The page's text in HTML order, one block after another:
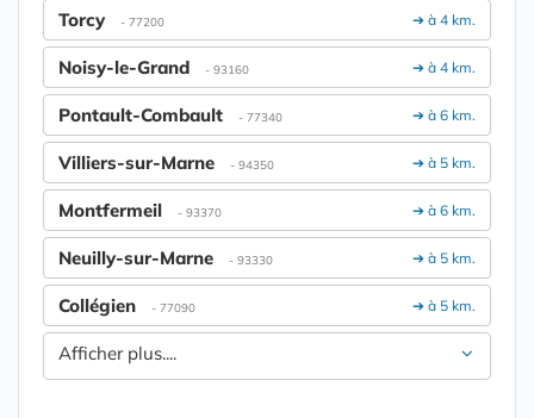
➔ à 4 km.
Torcy - 77200
➔ à 4 km.
Noisy-le-Grand - 93160
➔ à 6 km.
Pontault-Combault - 77340
➔ à 5 km.
Villiers-sur-Marne - 94350
➔ à 6 km.
Montfermeil - 93370
➔ à 5 km.
Neuilly-sur-Marne - 93330
➔ à 5 km.
Collégien - 77090
Afficher plus....